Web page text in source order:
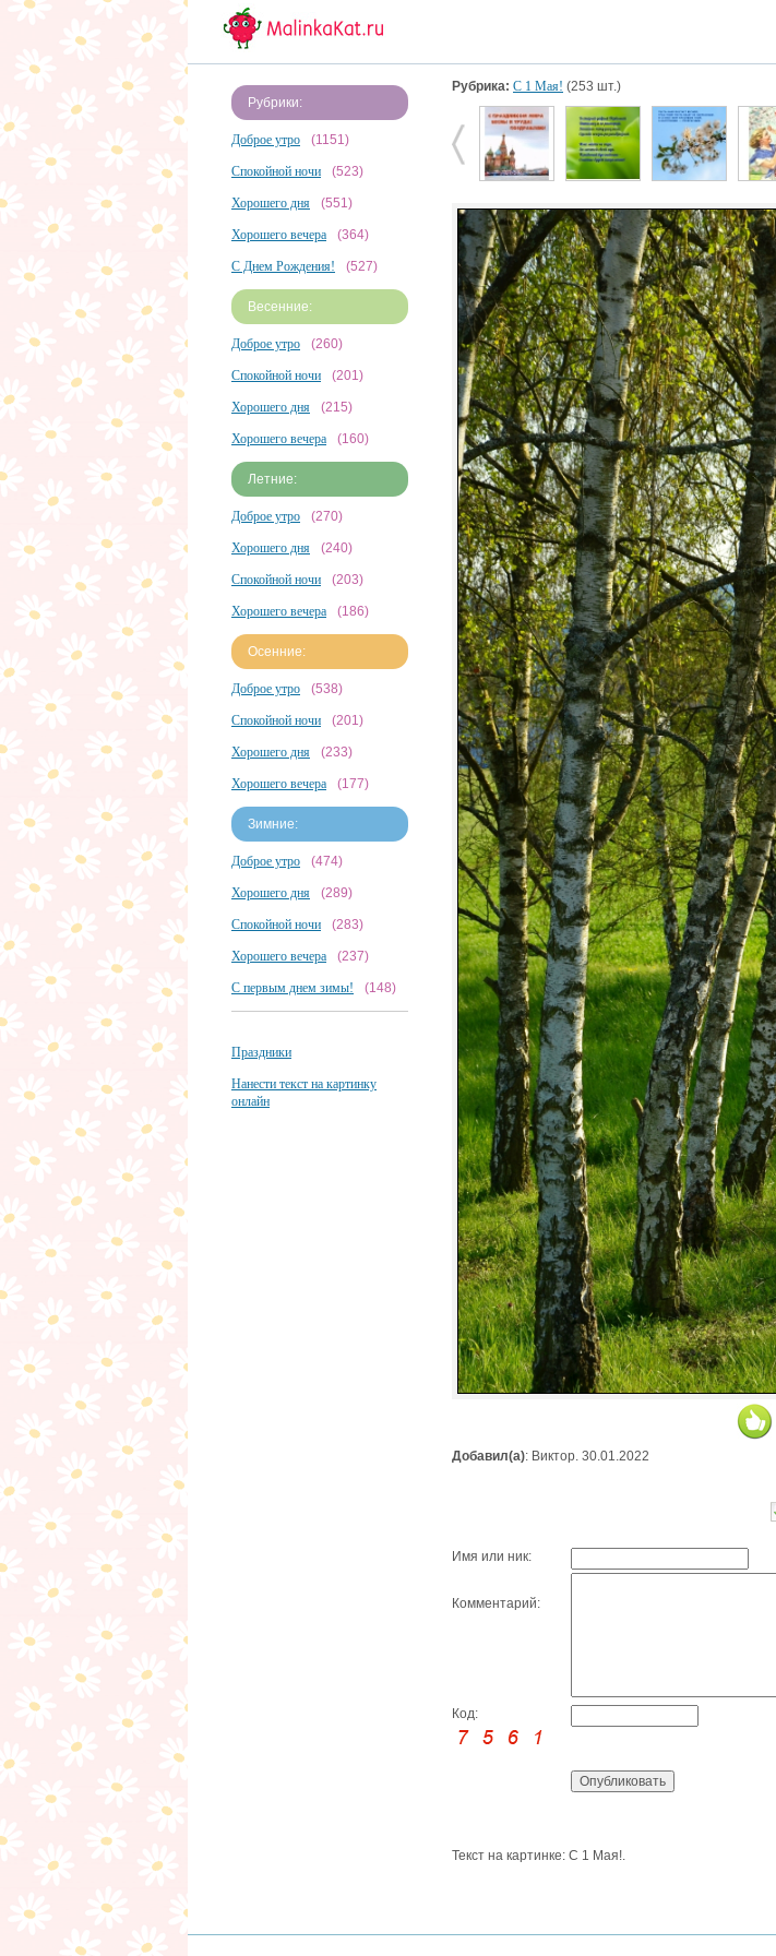
Рубрики:
Доброе утро (1151)
Спокойной ночи (523)
Хорошего дня (551)
Хорошего вечера (364)
С Днем Рождения! (527)
Весенние:
Доброе утро (260)
Спокойной ночи (201)
Хорошего дня (215)
Хорошего вечера (160)
Летние:
Доброе утро (270)
Хорошего дня (240)
Спокойной ночи (203)
Хорошего вечера (186)
Осенние:
Доброе утро (538)
Спокойной ночи (201)
Хорошего дня (233)
Хорошего вечера (177)
Зимние:
Доброе утро (474)
Хорошего дня (289)
Спокойной ночи (283)
Хорошего вечера (237)
С первым днем зимы! (148)
Праздники
Нанести текст на картинку
онлайн
Рубрика: С 1 Мая! (253 шт.)
Добавил(а): Виктор. 30.01.2022
Имя или ник:
Комментарий:
Код:
Текст на картинке: С 1 Мая!.